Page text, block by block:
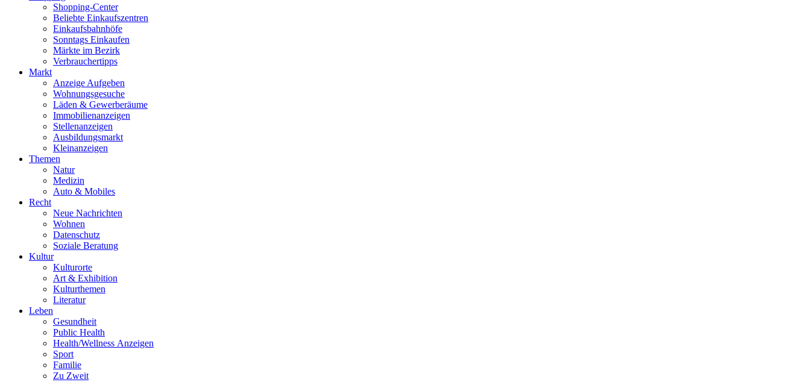
Shopping-Center
Beliebte Einkaufszentren
Einkaufsbahnhöfe
Sonntags Einkaufen
Märkte im Bezirk
Verbrauchertipps
Markt
Anzeige Aufgeben
Wohnungsgesuche
Läden & Gewerberäume
Immobilienanzeigen
Stellenanzeigen
Ausbildungsmarkt
Kleinanzeigen
Themen
Natur
Medizin
Auto & Mobiles
Recht
Neue Nachrichten
Wohnen
Datenschutz
Soziale Beratung
Kultur
Kulturorte
Art & Exhibition
Kulturthemen
Literatur
Leben
Gesundheit
Public Health
Health/Wellness Anzeigen
Sport
Familie
Zu Zweit